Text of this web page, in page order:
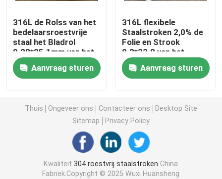
Koudgewalste roestvrijstalen strip
301 roestvrij staalrol
ss strip spoel
De Strook van het precisieroestvrije staal
Roestvast stalen striprol
316L de Rolss van het
bedelaarsroestvrije
staal het Bladrol
0.28*25.1mm van het
Precisiemetaal
Aanvraag sturen
316L flexibele
Staalstroken 2,0% de
Folie en Strook
0.2*33.8 van het
Molybdeenroestvrije
staalAanvraag sturen
Thuis Ongeveer ons Contacteer ons
Desktop Site
Sitemap
Privacy Policy
Kwaliteit304 roestvrij staalstroken China
Fabriek.Copyright © 2025 Wuxi Huansheng